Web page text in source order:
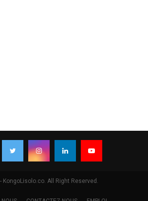
KongoLisolo.co. All Right Reserved.